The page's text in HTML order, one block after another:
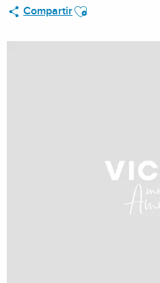
CompartirAjouter aux favoris